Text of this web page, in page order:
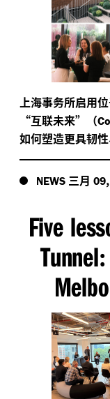
上海事务所启用
“互联未来”（
如何塑造更具韧
NEWS 三月 09,
Five
Tunnel: